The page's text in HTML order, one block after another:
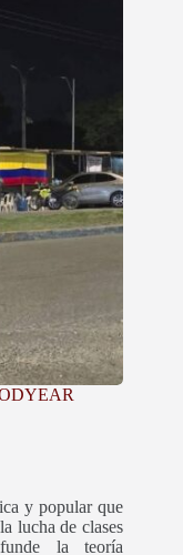
y popular que
lucha de clases
la teoría